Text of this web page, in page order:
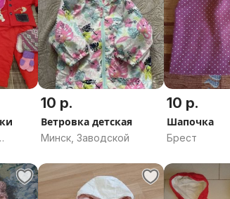
10 р.
Ветровка детская
Минск, Заводской
10 р.
Шапочка
Брест